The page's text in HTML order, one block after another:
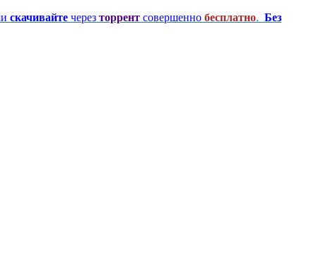
скачивайте через торрент совершенно бесплатно. Без